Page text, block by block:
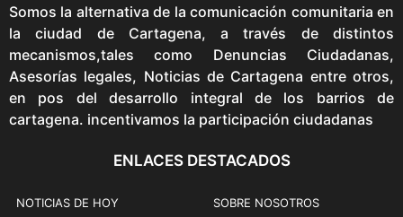
Somos la alternativa de la comunicación comunitaria en
la ciudad de Cartagena, a través de distintos
mecanismos,tales como Denuncias Ciudadanas,
Asesorías legales, Noticias de Cartagena entre otros,
en pos del desarrollo integral de los barrios de
cartagena. incentivamos la participación ciudadanas
ENLACES DESTACADOS
NOTICIAS DE HOY SOBRE NOSOTROS